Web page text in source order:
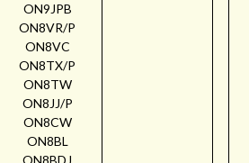
ON9JPB
ON8VR/P
ON8VC
ON8TX/P
ON8TW
ON8JJ/P
ON8CW
ON8BL